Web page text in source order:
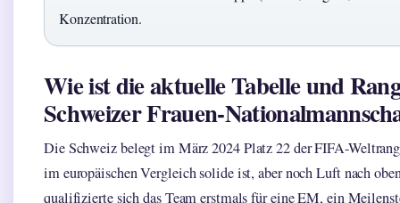
Konzentration.
Wie ist die aktuelle Tabelle und
Schweizer Frauen-
Die Schweiz belegt im März 2024 Platz 22 der FIFA-
im europäischen Vergleich solide ist, aber noch Luft nach
qualifizierte sich das Team erstmals für eine EM, ein